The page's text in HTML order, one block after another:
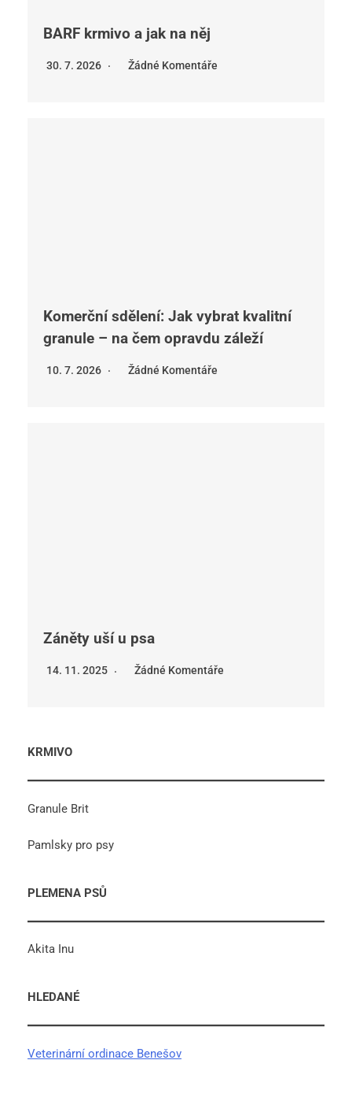
BARF krmivo a jak na něj
30. 7. 2026 Žádné Komentáře
Komerční sdělení: Jak vybrat kvalitní
granule – na čem opravdu záleží
10. 7. 2026 Žádné Komentáře
Záněty uší u psa
14. 11. 2025 Žádné Komentáře
KRMIVO
Granule Brit
Pamlsky pro psy
PLEMENA PSŮ
Akita Inu
HLEDANÉ
Veterinární ordinace Benešov